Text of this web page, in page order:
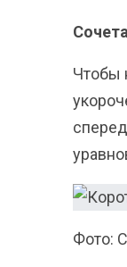
Чтобы
Фото: